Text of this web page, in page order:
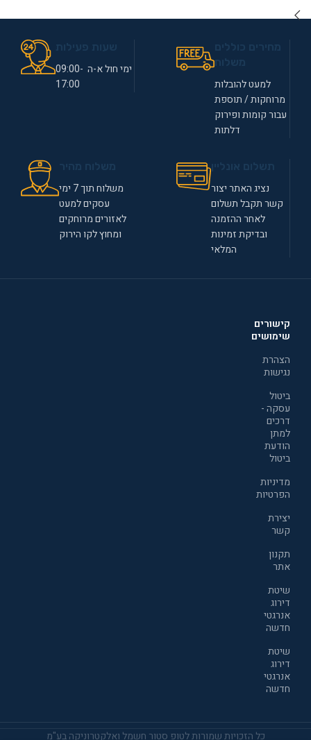
למעט להובלות
מרוחקות / תוספת
עבור קומות ופירוק
דלתות
ימי חול א-ה 09:00-
17:00
נציג האתר יצור
קשר תקבל תשלום
לאחר ההזמנה
ובדיקת זמינות
המלאי
משלוח תוך 7 ימי
עסקים למעט
לאזורים מרוחקים
ומחוץ לקו הירוק
קישורים
שימושים
הצהרת
נגישות
ביטול
עסקה -
דרכים
למתן
הודעת
ביטול
מדיניות
הפרטיות
יצירת
קשר
תקנון
אתר
שיטת
דירוג
אנרגטי
חדשה
שיטת
דירוג
אנרגטי
חדשה
כל הזכויות שמורות לטופ סטור חשמל ואלקטרוניקה בע"מ